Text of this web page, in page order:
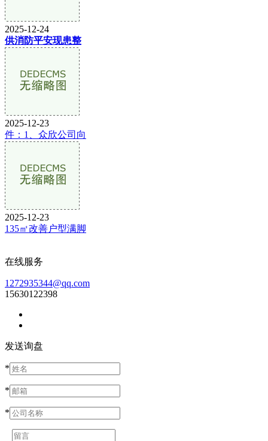
2025-12-24
供消防平安现患整
2025-12-23
件：1、众欣公司向
2025-12-23
135㎡改善户型满脚
在线服务
1272935344@qq.com
15630122398
发送询盘
*
*
*